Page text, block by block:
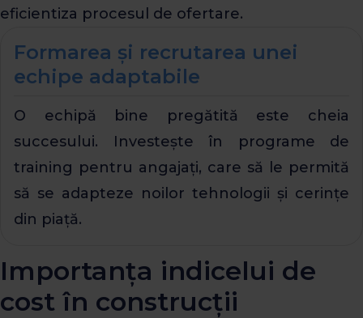
eficientiza procesul de ofertare.
Formarea și recrutarea unei
echipe adaptabile
O echipă bine pregătită este cheia
succesului. Investește în programe de
training pentru angajați, care să le permită
să se adapteze noilor tehnologii și cerințe
din piață.
Importanța indicelui de
cost în construcții